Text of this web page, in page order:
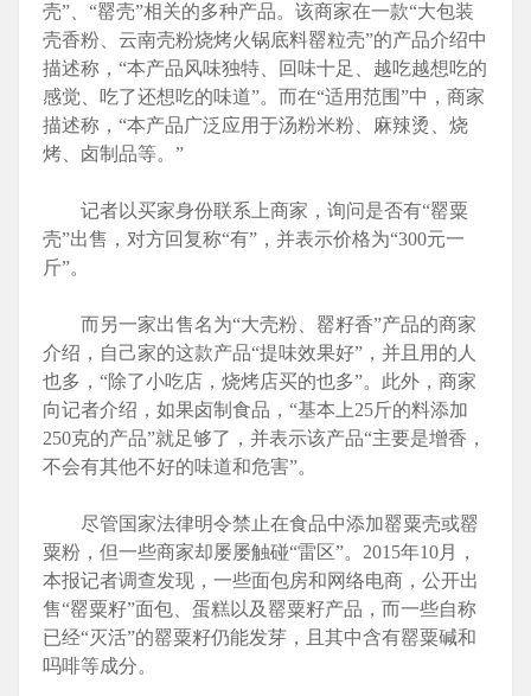
壳”、“罂壳”相关的多种产品。该商家在一款“大包装
壳香粉、云南壳粉烧烤火锅底料罂粒壳”的产品介绍中
描述称，“本产品风味独特、回味十足、越吃越想吃的
感觉、吃了还想吃的味道”。而在“适用范围”中，商家
描述称，“本产品广泛应用于汤粉米粉、麻辣烫、烧
烤、卤制品等。”
记者以买家身份联系上商家，询问是否有“罂粟
壳”出售，对方回复称“有”，并表示价格为“300元一
斤”。
而另一家出售名为“大壳粉、罂籽香”产品的商家
介绍，自己家的这款产品“提味效果好”，并且用的人
也多，“除了小吃店，烧烤店买的也多”。此外，商家
向记者介绍，如果卤制食品，“基本上25斤的料添加
250克的产品”就足够了，并表示该产品“主要是增香，
不会有其他不好的味道和危害”。
尽管国家法律明令禁止在食品中添加罂粟壳或罂
粟粉，但一些商家却屡屡触碰“雷区”。2015年10月，
本报记者调查发现，一些面包房和网络电商，公开出
售“罂粟籽”面包、蛋糕以及罂粟籽产品，而一些自称
已经“灭活”的罂粟籽仍能发芽，且其中含有罂粟碱和
吗啡等成分。